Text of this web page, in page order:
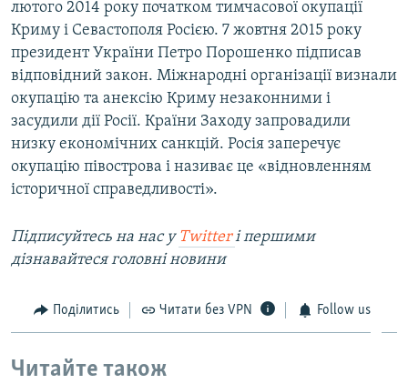
лютого 2014 року початком тимчасової окупації
Криму і Севастополя Росією. 7 жовтня 2015 року
президент України Петро Порошенко підписав
відповідний закон. Міжнародні організації визнали
окупацію та анексію Криму незаконними і
засудили дії Росії. Країни Заходу запровадили
низку економічних санкцій. Росія заперечує
окупацію півострова і називає це «відновленням
історичної справедливості».
Підписуйтесь на наc у Twitterі першими
дізнавайтеся головні новини
Поділитись Читати без VPN Follow us
Читайте також